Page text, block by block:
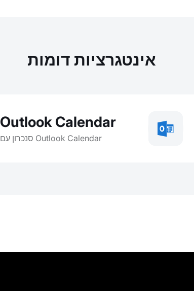
אינטגרציות דומות
Outlook Calendar
סנכרון עם Outlook Calendar